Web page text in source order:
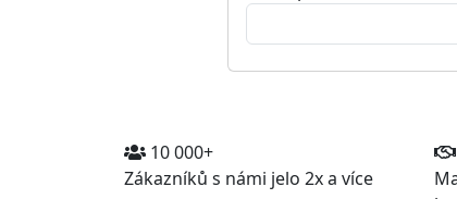
10 000+
Zákazníků s námi jelo 2x a více